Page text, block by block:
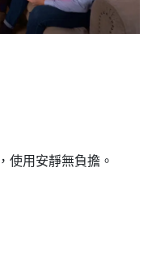
使用安靜無負擔。